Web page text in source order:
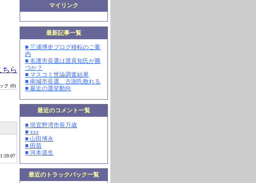
マイリンク
最新記事一覧
■ 三浦博史ブログ移転のご案
内
■ 名護市長選は渡具知氏が勝
つか？
■ マスコミ世論調査結果
■ 南城市長選、古謝氏敗れる
■ 最近の選挙動向
最近のコメント一覧
■ 現宜野湾市長万歳
■ xxx
■ 山田博永
■ 田苗
■ 河本道生
最近のトラックバック一覧
ちら
ク (0)